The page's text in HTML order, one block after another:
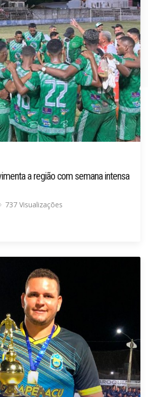
a região com semana intensa
737 Visualizações